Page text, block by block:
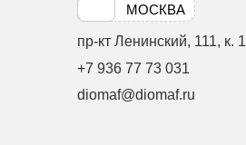
МОСКВА
пр-кт Ленинский, 111, к. 1
+7 936 77 73 031
diomaf@diomaf.ru